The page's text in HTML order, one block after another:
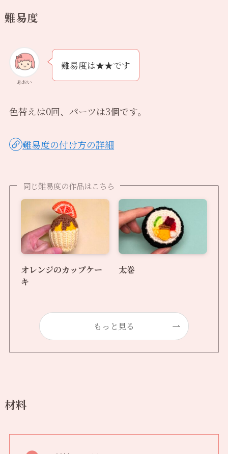
難易度
あおい
難易度は★★です
色替えは0回、パーツは3個です。
難易度の付け方の詳細
同じ難易度の作品はこちら
オレンジのカップケー
キ
太巻
もっと見る
材料